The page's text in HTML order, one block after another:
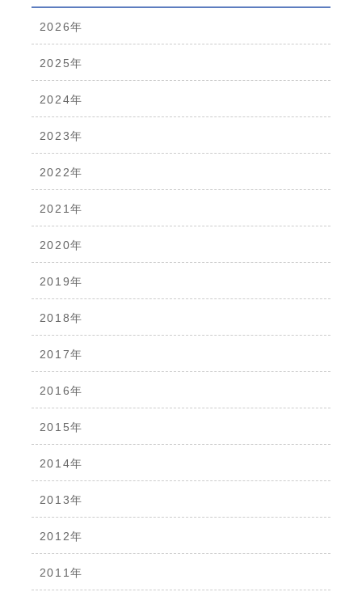
2026年
2025年
2024年
2023年
2022年
2021年
2020年
2019年
2018年
2017年
2016年
2015年
2014年
2013年
2012年
2011年